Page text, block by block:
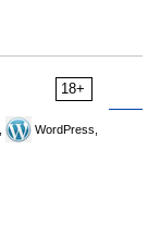
18+
WordPress,